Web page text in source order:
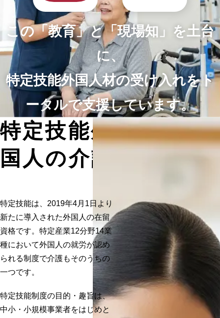
この「教育」と「現場知」を土台
に、
特定技能外国人材の受け入れをト
ータルで支援しています。
特定技能外
国人の介護
特定技能は、2019年4月1日より
新たに導入された外国人の在留
資格です。特定産業12分野14業
種において外国人の就労が認め
られる制度で介護もそのうちの
一つです。
特定技能制度の目的・趣旨は、
中小・小規模事業者をはじめと